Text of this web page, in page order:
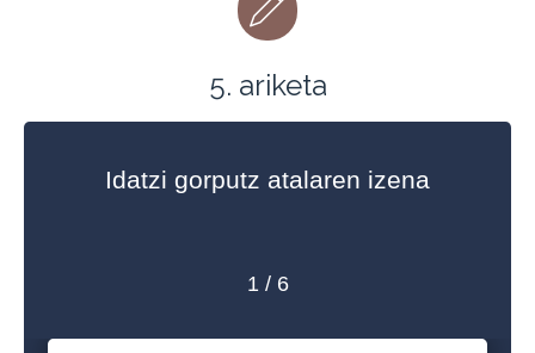
5. ariketa